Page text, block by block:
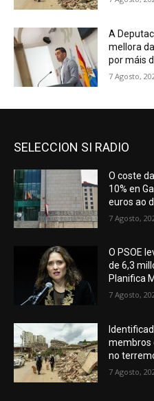
A
mellora
por máis
7 Agosto,
SELECCION SI RADIO
O coste
10% en
euros ao
7 Agosto,
O PSOE
de 6,3
Planifica
7 Agosto,
membros
no
7 Agosto,